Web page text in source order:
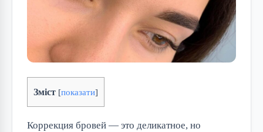
Зміст [показати]
Коррекция бровей — это деликатное, но